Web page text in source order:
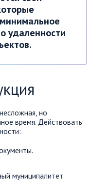
удаленности
но
время. Действовать
муниципалитет.